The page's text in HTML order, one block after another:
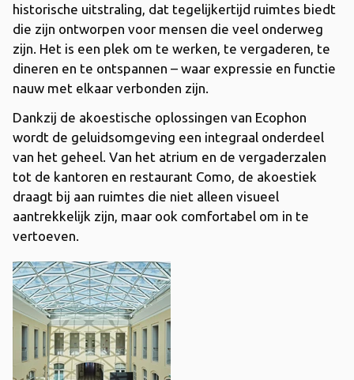
historische uitstraling, dat tegelijkertijd ruimtes biedt
die zijn ontworpen voor mensen die veel onderweg
zijn. Het is een plek om te werken, te vergaderen, te
dineren en te ontspannen – waar expressie en functie
nauw met elkaar verbonden zijn.
Dankzij de akoestische oplossingen van Ecophon
wordt de geluidsomgeving een integraal onderdeel
van het geheel. Van het atrium en de vergaderzalen
tot de kantoren en restaurant Como, de akoestiek
draagt ​​bij aan ruimtes die niet alleen visueel
aantrekkelijk zijn, maar ook comfortabel om in te
vertoeven.